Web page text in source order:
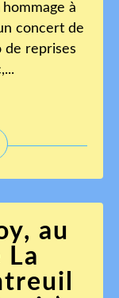
à
concert de
de reprises
au
La